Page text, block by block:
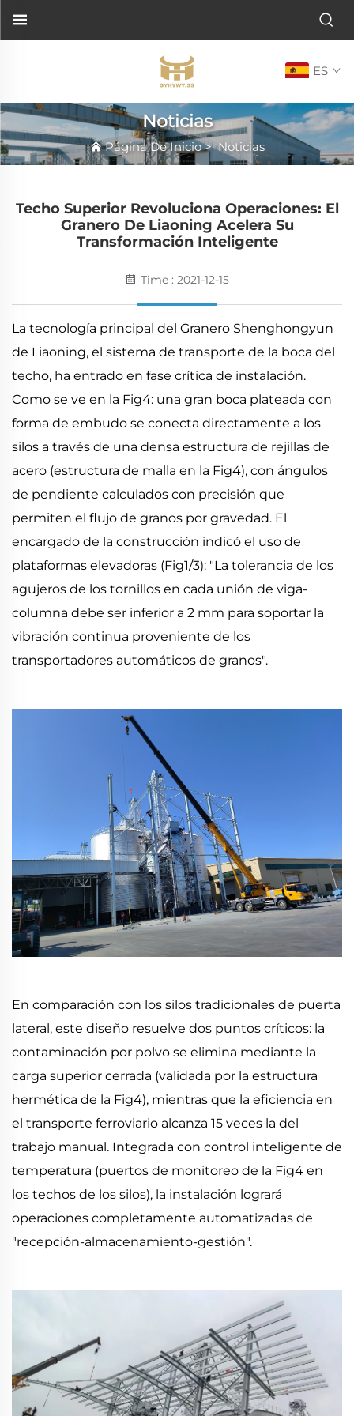
ES
Noticias
Página De Inicio>Noticias
Techo Superior Revoluciona Operaciones: El
Granero De Liaoning Acelera Su
Transformación Inteligente
Time : 2021-12-15
La tecnología principal del Granero Shenghongyun
de Liaoning, el sistema de transporte de la boca del
techo, ha entrado en fase crítica de instalación.
Como se ve en la Fig4: una gran boca plateada con
forma de embudo se conecta directamente a los
silos a través de una densa estructura de rejillas de
acero (estructura de malla en la Fig4), con ángulos
de pendiente calculados con precisión que
permiten el flujo de granos por gravedad. El
encargado de la construcción indicó el uso de
plataformas elevadoras (Fig1/3): "La tolerancia de los
agujeros de los tornillos en cada unión de viga-
columna debe ser inferior a 2 mm para soportar la
vibración continua proveniente de los
transportadores automáticos de granos".
En comparación con los silos tradicionales de puerta
lateral, este diseño resuelve dos puntos críticos: la
contaminación por polvo se elimina mediante la
carga superior cerrada (validada por la estructura
hermética de la Fig4), mientras que la eficiencia en
el transporte ferroviario alcanza 15 veces la del
trabajo manual. Integrada con control inteligente de
temperatura (puertos de monitoreo de la Fig4 en
los techos de los silos), la instalación logrará
operaciones completamente automatizadas de
"recepción-almacenamiento-gestión".